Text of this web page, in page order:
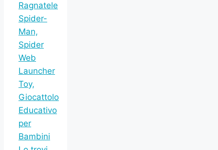
Ragnatele
Spider-
Man,
Spider
Web
Launcher
Toy,
Giocattolo
Educativo
per
Bambini